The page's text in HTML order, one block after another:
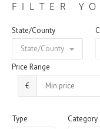
FILTER
State/County
State/County
Price Range
€
Type
Category